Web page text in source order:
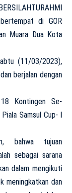
di GOR
Muara Dua Kota
(11/03/2023),
berjalan dengan
Kontingen Se-
Samsul Cup- l
bahwa tujuan
sebagai sarana
dalam mengikuti
meningkatkan dan